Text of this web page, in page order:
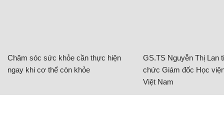
Chăm sóc sức khỏe cần thực hiện
ngay khi cơ thể còn khỏe
GS.TS Nguyễn Thị Lan
chức Giám đốc Học
Việt Nam